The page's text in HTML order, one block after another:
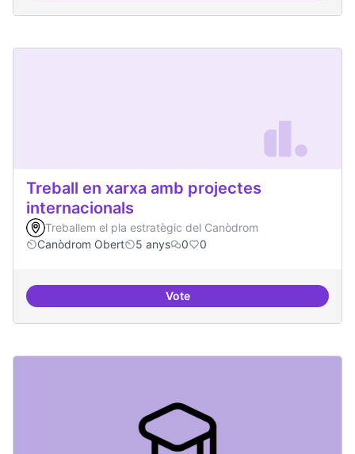
Treball en xarxa amb projectes
internacionals
Treballem el pla estratègic del Canòdrom
Canòdrom Obert
5 anys 0 0
VoteTreball en xarxa amb projectes